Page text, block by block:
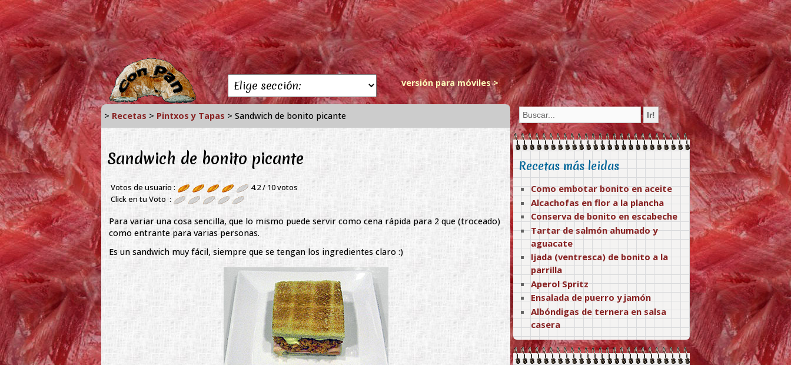
versión para móviles >
> Recetas > Pintxos y Tapas > Sandwich de bonito picante
Sandwich de bonito picante
Votos de usuario : 4.2 / 10votos
Click en tu Voto :
Para variar una cosa sencilla, que lo mismo puede servir como cena rápida para 2 que (troceado)
como entrante para varias personas.
Es un sandwich muy fácil, siempre que se tengan los ingredientes claro :)
Recetas más leidas
Como embotar bonito en aceite
Alcachofas en flor a la plancha
Conserva de bonito en escabeche
Tartar de salmón ahumado y
aguacate
Ijada (ventresca) de bonito a la
parrilla
Aperol Spritz
Ensalada de puerro y jamón
Albóndigas de ternera en salsa
casera